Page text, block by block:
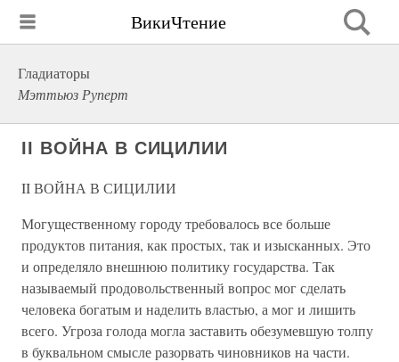
ВикиЧтение
Гладиаторы
Мэттьюз Руперт
II ВОЙНА В СИЦИЛИИ
II ВОЙНА В СИЦИЛИИ
Могущественному городу требовалось все больше
продуктов питания, как простых, так и изысканных. Это
и определяло внешнюю политику государства. Так
называемый продовольственный вопрос мог сделать
человека богатым и наделить властью, а мог и лишить
всего. Угроза голода могла заставить обезумевшую толпу
в буквальном смысле разорвать чиновников на части.